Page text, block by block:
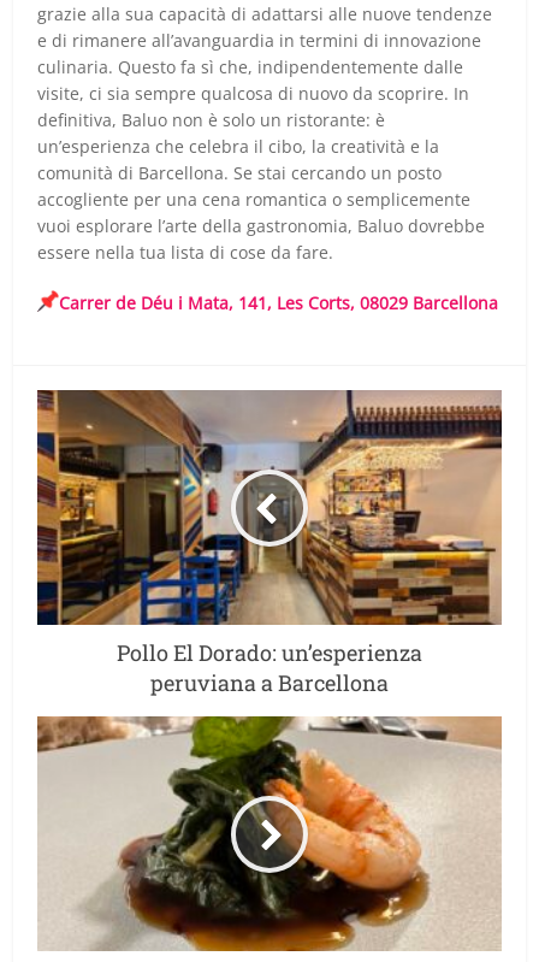
grazie alla sua capacità di adattarsi alle nuove tendenze
e di rimanere all’avanguardia in termini di innovazione
culinaria. Questo fa sì che, indipendentemente dalle
visite, ci sia sempre qualcosa di nuovo da scoprire. In
definitiva, Baluo non è solo un ristorante: è
un’esperienza che celebra il cibo, la creatività e la
comunità di Barcellona. Se stai cercando un posto
accogliente per una cena romantica o semplicemente
vuoi esplorare l’arte della gastronomia, Baluo dovrebbe
essere nella tua lista di cose da fare.
Carrer de Déu i Mata, 141, Les Corts, 08029 Barcellona
Pollo El Dorado: un’esperienza
peruviana a Barcellona